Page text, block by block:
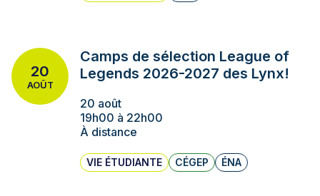
20
AOÛT
Camps de sélection League of
Legends 2026-2027 des Lynx!
20 août
19h00 à 22h00
À distance
VIE ÉTUDIANTE CÉGEP ÉNA